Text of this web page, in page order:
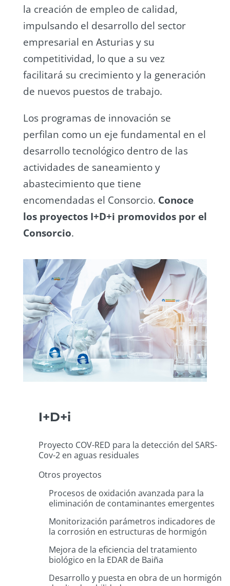
la creación de empleo de calidad,
impulsando el desarrollo del sector
empresarial en Asturias y su
competitividad, lo que a su vez
facilitará su crecimiento y la generación
de nuevos puestos de trabajo.
Los programas de innovación se
perfilan como un eje fundamental en el
desarrollo tecnológico dentro de las
actividades de saneamiento y
abastecimiento que tiene
encomendadas el Consorcio. Conoce
los proyectos I+D+i promovidos por el
Consorcio.
I+D+i
Proyecto COV-RED para la detección del SARS-
Cov-2 en aguas residuales
Otros proyectos
Procesos de oxidación avanzada para la
eliminación de contaminantes emergentes
Monitorización parámetros indicadores de
la corrosión en estructuras de hormigón
Mejora de la eficiencia del tratamiento
biológico en la EDAR de Baiña
Desarrollo y puesta en obra de un hormigón